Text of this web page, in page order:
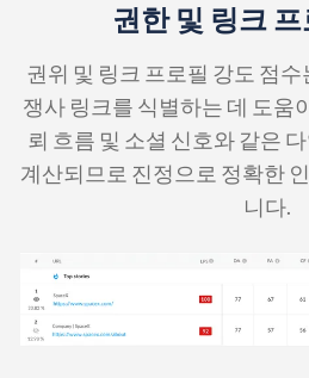
권한 및 링크
권위 및 링크 프로필 강도 점
쟁사 링크를 식별하는 데 도움
뢰 흐름 및 소셜 신호와 같은
계산되므로 진정으로 정확한
니다.